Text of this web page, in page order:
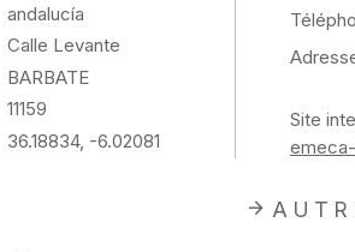
andalucía
Calle Levante
BARBATE
11159
36.18834, -6.02081
Site